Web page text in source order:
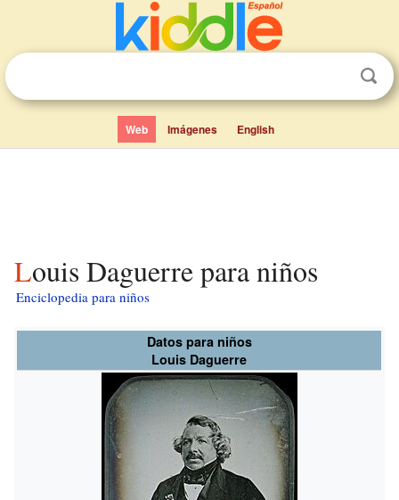
Web Imágenes English
Louis Daguerre para niños
Enciclopedia para niños
Datos para niños
Louis Daguerre